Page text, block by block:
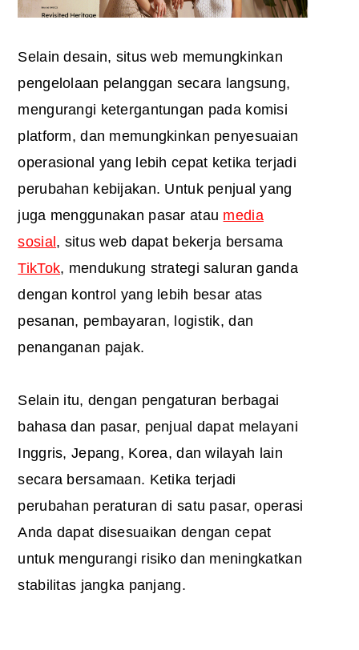
Selain desain, situs web memungkinkan
pengelolaan pelanggan secara langsung,
mengurangi ketergantungan pada komisi
platform, dan memungkinkan penyesuaian
operasional yang lebih cepat ketika terjadi
perubahan kebijakan. Untuk penjual yang
juga menggunakan pasar atau media
sosial , situs web dapat bekerja bersama
TikTok, mendukung strategi saluran ganda
dengan kontrol yang lebih besar atas
pesanan, pembayaran, logistik, dan
penanganan pajak.
Selain itu, dengan pengaturan berbagai
bahasa dan pasar, penjual dapat melayani
Inggris, Jepang, Korea, dan wilayah lain
secara bersamaan. Ketika terjadi
perubahan peraturan di satu pasar, operasi
Anda dapat disesuaikan dengan cepat
untuk mengurangi risiko dan meningkatkan
stabilitas jangka panjang.